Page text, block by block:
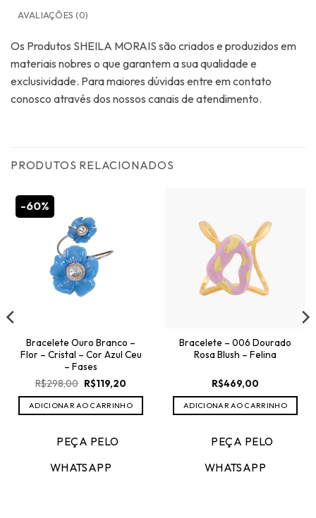
AVALIAÇÕES (0)
Os Produtos SHEILA MORAIS são criados e produzidos em
materiais nobres o que garantem a sua qualidade e
exclusividade. Para maiores dúvidas entre em contato
conosco através dos nossos canais de atendimento.
PRODUTOS RELACIONADOS
-60%
Bracelete Ouro Branco –
Flor – Cristal – Cor Azul Ceu
– Fases
R$298,00 O
preço
original
era:
R$298,00.
R$119,20O
atual
é:
R$119,20.
ADICIONAR AO CARRINHO
PEÇA PELO
WHATSAPP
Bracelete – 006 Dourado
Rosa Blush – Felina
R$469,00
ADICIONAR AO CARRINHO
PEÇA PELO
WHATSAPP